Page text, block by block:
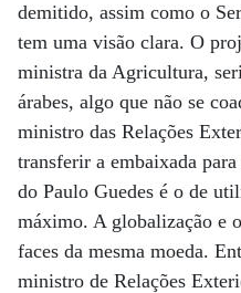
demitido, assim como o
tem uma visão clara. O
ministra da Agricultura,
árabes, algo que não se
ministro das Relações
transferir a embaixada
do Paulo Guedes é o de
máximo. A globalização e
faces da mesma moeda.
ministro de Relações